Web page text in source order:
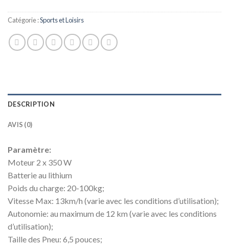
Catégorie :Sports et Loisirs
DESCRIPTION
AVIS (0)
Paramètre:
Moteur 2 x 350 W
Batterie au lithium
Poids du charge: 20-100kg;
Vitesse Max: 13km/h (varie avec les conditions d’utilisation);
Autonomie: au maximum de 12 km (varie avec les conditions
d’utilisation);
Taille des Pneu: 6,5 pouces;